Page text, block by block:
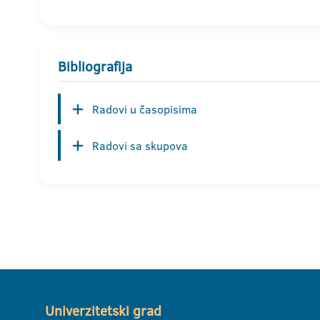
Bibliografija
Radovi u časopisima
Radovi sa skupova
Univerzitetski grad